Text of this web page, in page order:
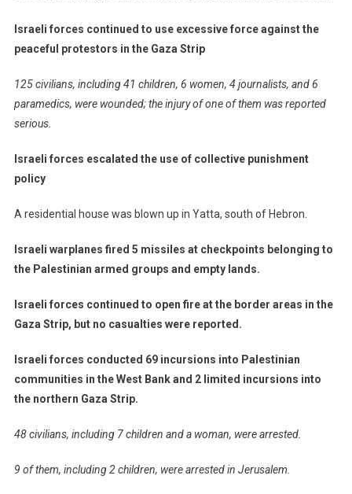
Israeli forces continued to use excessive force against the
peaceful protestors in the Gaza Strip
125 civilians, including 41 children, 6 women, 4 journalists, and 6
paramedics, were wounded; the injury of one of them was reported
serious.
Israeli forces escalated the use of collective punishment
policy
A residential house was blown up in Yatta, south of Hebron.
Israeli warplanes fired 5 missiles at checkpoints belonging to
the Palestinian armed groups and empty lands.
Israeli forces continued to open fire at the border areas in the
Gaza Strip, but no casualties were reported.
Israeli forces conducted 69 incursions into Palestinian
communities in the West Bank and 2 limited incursions into
the northern Gaza Strip.
48 civilians, including 7 children and a woman, were arrested.
9 of them, including 2 children, were arrested in Jerusalem.